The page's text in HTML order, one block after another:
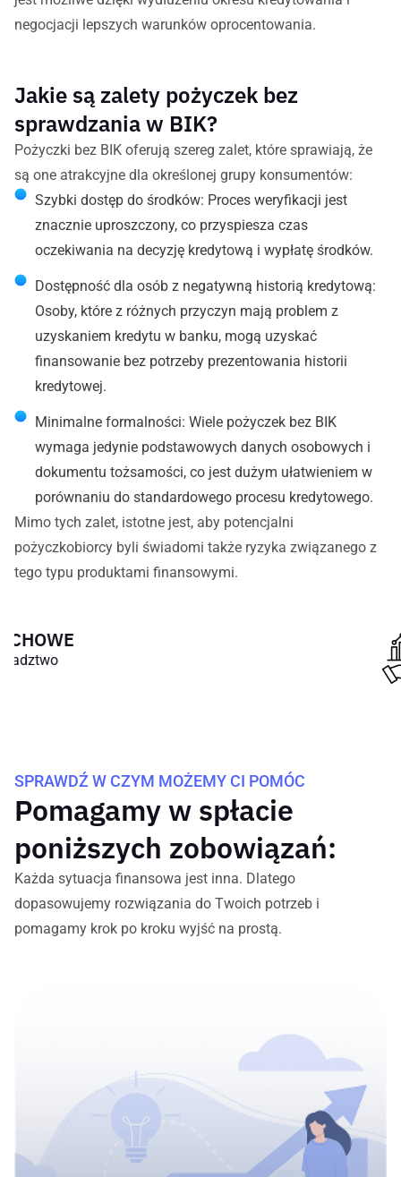
negocjacji lepszych warunków oprocentowania.
Jakie są zalety pożyczek bez
sprawdzania w BIK?
Pożyczki bez BIK oferują szereg zalet, które sprawiają, że
są one atrakcyjne dla określonej grupy konsumentów:
Szybki dostęp do środków: Proces weryfikacji jest
znacznie uproszczony, co przyspiesza czas
oczekiwania na decyzję kredytową i wypłatę środków.
Dostępność dla osób z negatywną historią kredytową:
Osoby, które z różnych przyczyn mają problem z
uzyskaniem kredytu w banku, mogą uzyskać
finansowanie bez potrzeby prezentowania historii
kredytowej.
Minimalne formalności: Wiele pożyczek bez BIK
wymaga jedynie podstawowych danych osobowych i
dokumentu tożsamości, co jest dużym ułatwieniem w
porównaniu do standardowego procesu kredytowego.
Mimo tych zalet, istotne jest, aby potencjalni
pożyczkobiorcy byli świadomi także ryzyka związanego z
tego typu produktami finansowymi.
SZEROKI
SPRAWDŹ W CZYM MOŻEMY CI POMÓC
Pomagamy w spłacie
poniższych zobowiązań:
Każda sytuacja finansowa jest inna. Dlatego
dopasowujemy rozwiązania do Twoich potrzeb i
pomagamy krok po kroku wyjść na prostą.